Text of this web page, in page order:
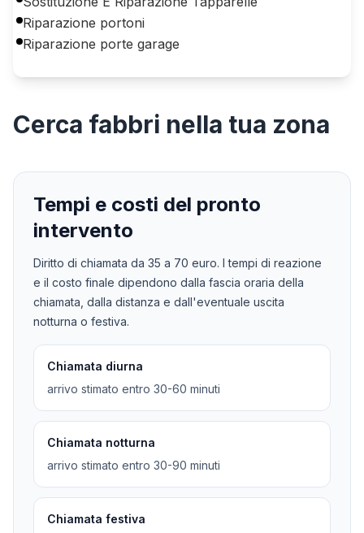
Riparazione portoni
Riparazione porte garage
Cerca fabbri nella tua zona
Tempi e costi del pronto
intervento
Diritto di chiamata da 35 a 70 euro. I tempi di reazione
e il costo finale dipendono dalla fascia oraria della
chiamata, dalla distanza e dall'eventuale uscita
notturna o festiva.
Chiamata diurna
arrivo stimato entro 30-60 minuti
Chiamata notturna
arrivo stimato entro 30-90 minuti
Chiamata festiva